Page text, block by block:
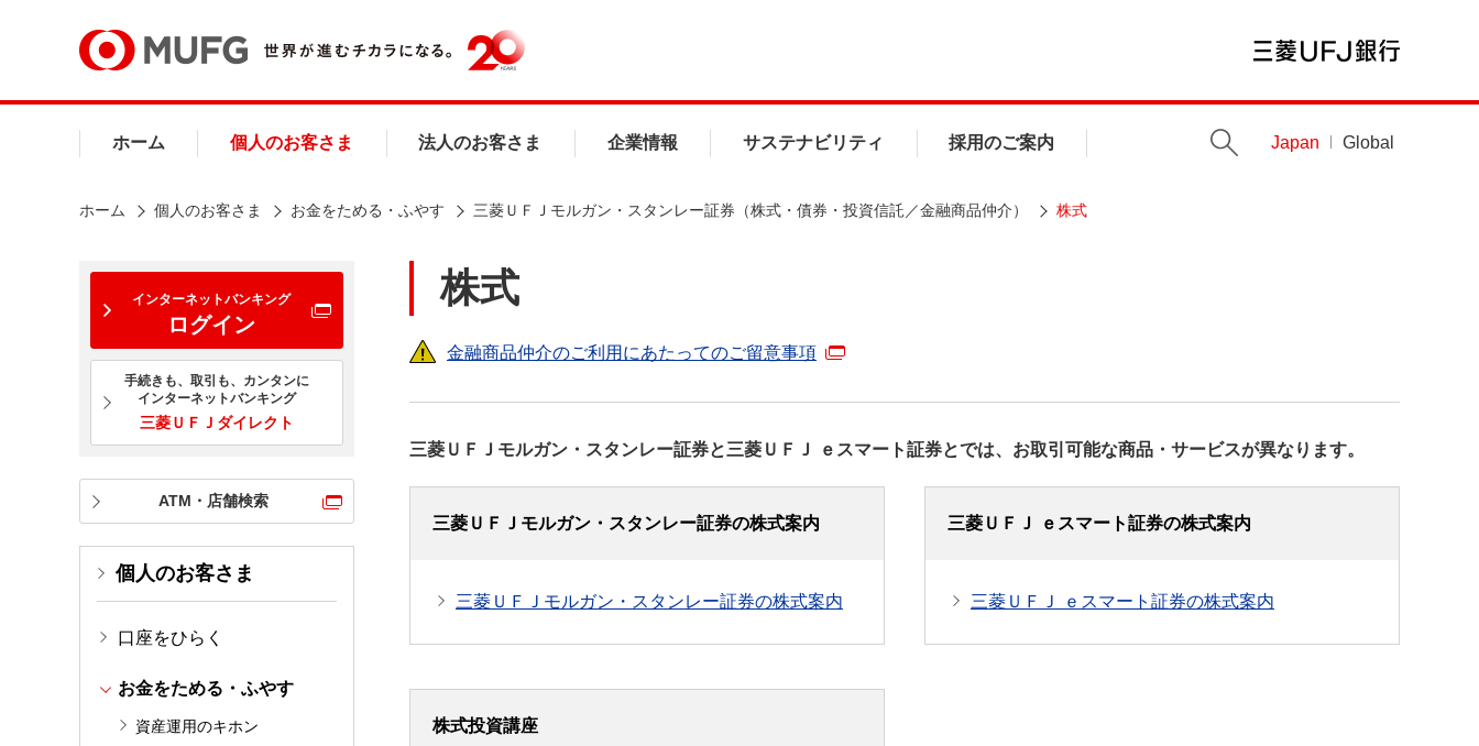
ホーム 個人のお客さま 法人のお客さま 企業情報 サステナビリティ 採用のご案内 Japan Global
ホーム 個人のお客さま お金をためる・ふやす 三菱ＵＦＪモルガン・スタンレー証券（株式・債券・投資信託／金融商品仲介） 株式
インターネットバンキング
ログイン
手続きも、取引も、カンタンに
インターネットバンキング
三菱ＵＦＪダイレクト
ATM・店舗検索
個人のお客さま
口座をひらく
お金をためる・ふやす
資産運用のキホン
株式
金融商品仲介のご利用にあたってのご留意事項
三菱ＵＦＪモルガン・スタンレー証券と三菱ＵＦＪ ｅスマート証券とでは、お取引可能な商品・サービスが異なります。
三菱ＵＦＪモルガン・スタンレー証券の株式案内
三菱ＵＦＪモルガン・スタンレー証券の株式案内
三菱ＵＦＪ ｅスマート証券の株式案内
三菱ＵＦＪ ｅスマート証券の株式案内
株式投資講座